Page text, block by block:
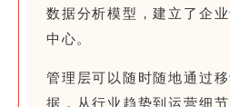
数据分析模型，建立了企
中心。
管理层可以随时随地通过
据，从行业趋势到运营细